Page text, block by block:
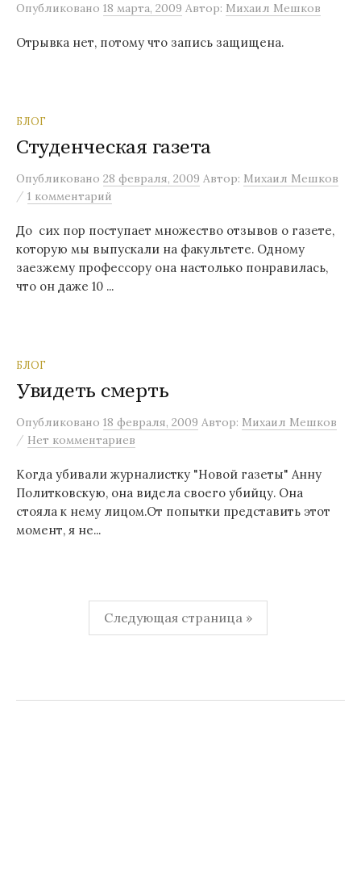
Опубликовано 18 марта, 2009 Автор: Михаил Мешков
Отрывка нет, потому что запись защищена.
БЛОГ
Студенческая газета
Опубликовано 28 февраля, 2009 Автор: Михаил Мешков
/ 1 комментарий
До сих пор поступает множество отзывов о газете,
которую мы выпускали на факультете. Одному
заезжему профессору она настолько понравилась,
что он даже 10 ...
БЛОГ
Увидеть смерть
Опубликовано 18 февраля, 2009 Автор: Михаил Мешков
/ Нет комментариев
Когда убивали журналистку "Новой газеты" Анну
Политковскую, она видела своего убийцу. Она
стояла к нему лицом.От попытки представить этот
момент, я не...
Пагинация
записей
Следующая страница »